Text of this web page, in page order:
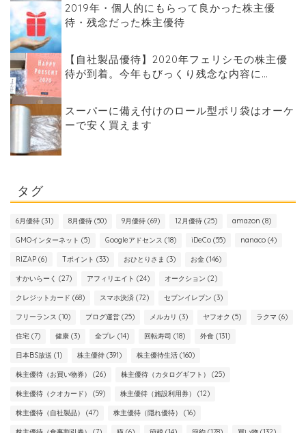
2019年・個人的にもらって良かった株主優
待・残念だった株主優待
【自社製品優待】2020年フェリシモの株主優
待が到着。今年もびっくり残念な内容に…
スーパーに備え付けのロール型ポリ袋はオーケ
ーで安く買えます
タグ
6月優待 (31) 8月優待 (50) 9月優待 (69) 12月優待 (25) amazon (8)
GMOインターネット (5) Googleアドセンス (18) iDeCo (55) nanaco (4)
RIZAP (6) Tポイント (33) おひとりさま (3) お金 (146)
すかいらーく (27) アフィリエイト (24) オークション (2)
クレジットカード (68) スマホ決済 (72) セブンイレブン (3)
フリーランス (10) ブログ運営 (25) メルカリ (3) ヤフオク (5) ラクマ (6)
住宅 (7) 健康 (3) 全プレ (14) 回転寿司 (18) 外食 (131)
日本BS放送 (1) 株主優待 (391) 株主優待生活 (160)
株主優待（お買い物券） (26) 株主優待（カタログギフト） (25)
株主優待（クオカード） (59) 株主優待（施設利用券） (12)
株主優待（自社製品） (47) 株主優待（隠れ優待） (16)